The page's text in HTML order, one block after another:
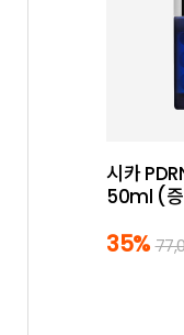
시카
50ml (증
35%